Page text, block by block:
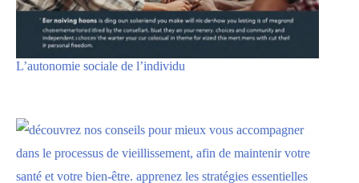
L’autonomie sociale de l’individu